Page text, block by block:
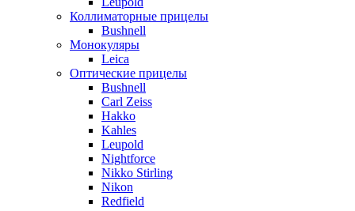
Коллиматорные прицелы
Bushnell
Монокуляры
Leica
Оптические прицелы
Bushnell
Carl Zeiss
Hakko
Kahles
Leupold
Nightforce
Nikko Stirling
Nikon
Redfield